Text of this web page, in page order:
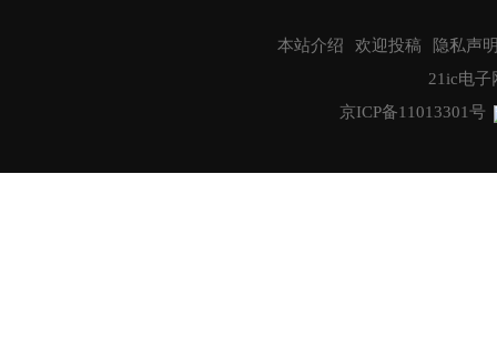
本站介绍 欢迎投稿
隐私声
21ic电子
京ICP备11013301号